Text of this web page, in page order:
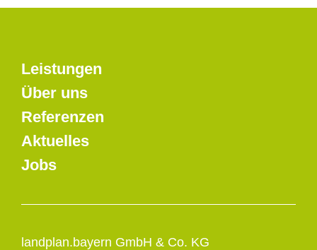
landplan.bayern GmbH & Co. KG
Leistungen
Über uns
Referenzen
Aktuelles
Jobs